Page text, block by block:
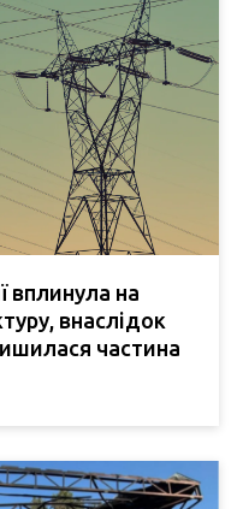
вплинула на
внаслідок
частина